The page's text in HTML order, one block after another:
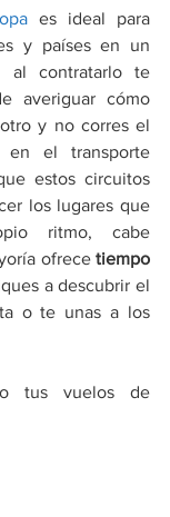
es ideal para
y países en un
al contratarlo te
averiguar cómo
y no corres el
en el transporte
estos circuitos
los lugares que
ritmo, cabe
ofrece tiempo
a descubrir el
o te unas a los
tus vuelos de